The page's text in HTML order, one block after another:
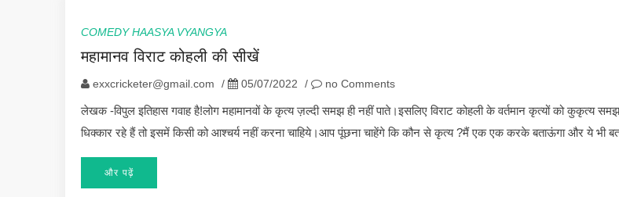
COMEDY HAASYA VYANGYA
महामानव विराट कोहली की सीखें
exxcricketer@gmail.com / 05/07/2022 / no Comments
लेखक -विपुल इतिहास गवाह है!लोग महामानवों के कृत्य ज़ल्दी समझ ही नहीं पाते।इसलिए विराट कोहली के वर्तमान कृत्यों को कुकृत्य
धिक्कार रहे हैं तो इसमें किसी को आश्चर्य नहीं करना चाहिये।आप पूंछना चाहेंगे कि कौन से कृत्य ?मैं एक एक करके बताऊंगा और ये भी
और पढ़ें